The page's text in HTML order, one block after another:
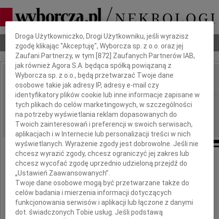
Nekrologi Odeszli Poradnik pogrzebowy
IMIĘ I NAZWISKO:
REGION: Bydgoszcz
DATA EMISJI: 15.11.2013
Pani
Wiolecie Jasińskiej
wyrazy głębokiego współczucia
Dbamy o Twoją prywatność
Droga Użytkowniczko, Drogi Użytkowniku, jeśli wyrazisz
zgodę klikając "Akceptuję", Wyborcza sp. z o.o. oraz jej
Zaufani Partnerzy, w tym [872 ] Zaufanych Partnerów IAB,
jak również Agora S.A. będąca spółką powiązaną z
Wyborcza sp. z o.o., będą przetwarzać Twoje dane
osobowe takie jak adresy IP, adresy e-mail czy
identyfikatory plików cookie lub inne informacje zapisane w
tych plikach do celów marketingowych, w szczególności
na potrzeby wyświetlania reklam dopasowanych do
Twoich zainteresowań i preferencji w swoich serwisach,
aplikacjach i w Internecie lub personalizacji treści w nich
wyświetlanych. Wyrażenie zgody jest dobrowolne. Jeśli nie
chcesz wyrazić zgody, chcesz ograniczyć jej zakres lub
chcesz wycofać zgodę uprzednio udzieloną przejdź do
„Ustawień Zaawansowanych”.
Twoje dane osobowe mogą być przetwarzane także do
celów badania i mierzenia informacji dotyczących
funkcjonowania serwisów i aplikacji lub łączone z danymi
dot. świadczonych Tobie usług. Jeśli podstawą